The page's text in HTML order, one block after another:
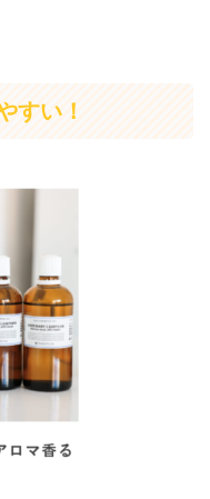
すい！